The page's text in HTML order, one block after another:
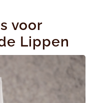
voor
Lippen